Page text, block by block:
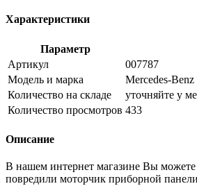
Характеристики
Параметр
Артикул
007787
Модель и марка
Mercedes-
Количество на складе
уточняйте у
Количество просмотров 433
Описание
В нашем интернет магазине Вы можете
повредили моторчик приборной